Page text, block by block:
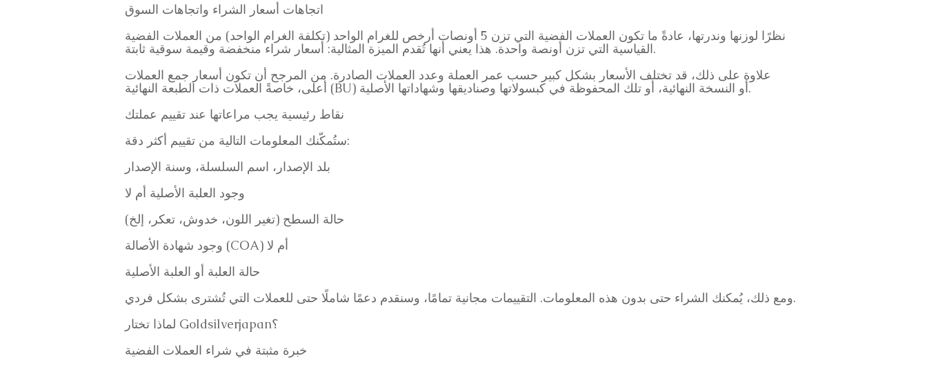
اتجاهات أسعار الشراء واتجاهات السوق
نظرًا لوزنها وندرتها، عادةً ما تكون العملات الفضية التي تزن 5 أونصات أرخص للغرام الواحد (تكلفة الغرام الواحد) من العملات الفضية
القياسية التي تزن أونصة واحدة. هذا يعني أنها تُقدم الميزة المثالية: أسعار شراء منخفضة وقيمة سوقية ثابتة.
علاوة على ذلك، قد تختلف الأسعار بشكل كبير حسب عمر العملة وعدد العملات الصادرة. من المرجح أن تكون أسعار جمع العملات
أعلى، خاصةً العملات ذات الطبعة النهائية (BU) أو النسخة النهائية، أو تلك المحفوظة في كبسولاتها وصناديقها وشهاداتها الأصلية.
نقاط رئيسية يجب مراعاتها عند تقييم عملتك
ستُمكّنك المعلومات التالية من تقييم أكثر دقة:
بلد الإصدار، اسم السلسلة، وسنة الإصدار
وجود العلبة الأصلية أم لا
حالة السطح (تغير اللون، خدوش، تعكر، إلخ)
وجود شهادة الأصالة (COA) أم لا
حالة العلبة أو العلبة الأصلية
ومع ذلك، يُمكنك الشراء حتى بدون هذه المعلومات. التقييمات مجانية تمامًا، وسنقدم دعمًا شاملًا حتى للعملات التي تُشترى بشكل فردي.
لماذا تختار Goldsilverjapan؟
خبرة مثبتة في شراء العملات الفضية